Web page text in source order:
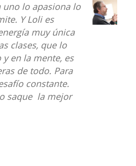
escuché hablar
sobre la práctica del yoga y
que se practica en el Centro
y a mí por ser tan
me costaba pensar que iba
una clase sin
ni gastar energía. Cuando
las clases me di cuenta
presunciones estaban muy